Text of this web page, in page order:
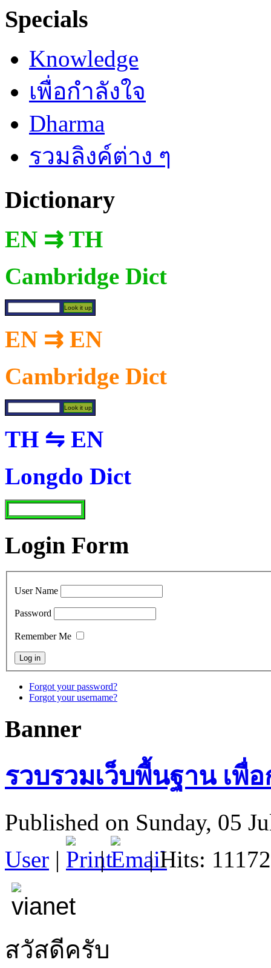
Specials
Knowledge
เพื่อกำลังใจ
Dharma
รวมลิงค์ต่าง ๆ
Dictionary
EN ⇉ TH
Cambridge Dict
EN ⇉ EN
Cambridge Dict
TH ⇋ EN
Longdo Dict
Login Form
User Name
Password
Remember Me
Forgot your password?
Forgot your username?
Banner
รวบรวมเว็บพื้นฐาน เพื่
Published on Sunday, 05
User | | | Hits: 11172
สวัสดีครับ